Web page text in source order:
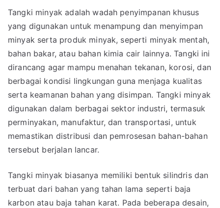
Tangki minyak adalah wadah penyimpanan khusus
yang digunakan untuk menampung dan menyimpan
minyak serta produk minyak, seperti minyak mentah,
bahan bakar, atau bahan kimia cair lainnya. Tangki ini
dirancang agar mampu menahan tekanan, korosi, dan
berbagai kondisi lingkungan guna menjaga kualitas
serta keamanan bahan yang disimpan. Tangki minyak
digunakan dalam berbagai sektor industri, termasuk
perminyakan, manufaktur, dan transportasi, untuk
memastikan distribusi dan pemrosesan bahan-bahan
tersebut berjalan lancar.
Tangki minyak biasanya memiliki bentuk silindris dan
terbuat dari bahan yang tahan lama seperti baja
karbon atau baja tahan karat. Pada beberapa desain,